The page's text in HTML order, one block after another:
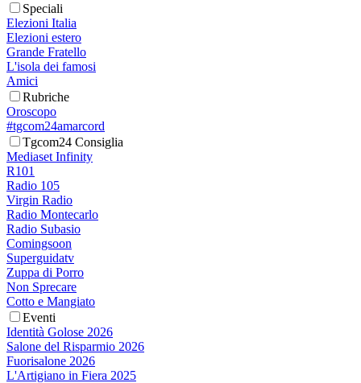
Speciali
Elezioni Italia
Elezioni estero
Grande Fratello
L'isola dei famosi
Amici
Rubriche
Oroscopo
#tgcom24amarcord
Tgcom24 Consiglia
Mediaset Infinity
R101
Radio 105
Virgin Radio
Radio Montecarlo
Radio Subasio
Comingsoon
Superguidatv
Zuppa di Porro
Non Sprecare
Cotto e Mangiato
Eventi
Identità Golose 2026
Salone del Risparmio 2026
Fuorisalone 2026
L'Artigiano in Fiera 2025